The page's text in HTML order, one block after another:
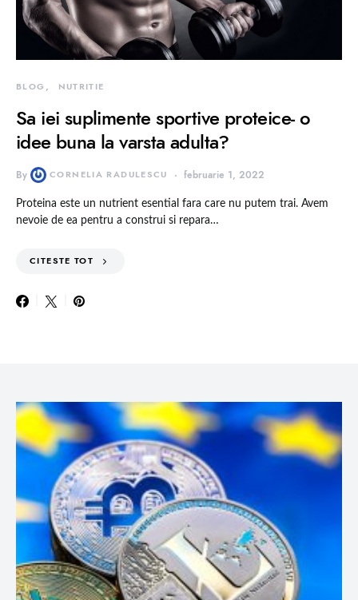
BLOG NUTRITIE
Sa iei suplimente sportive proteice- o
idee buna la varsta adulta?
By CORNELIA RADULESCU februarie 1, 2022
Proteina este un nutrient esential fara care nu putem trai. Avem
nevoie de ea pentru a construi si repara…
CITESTE TOT